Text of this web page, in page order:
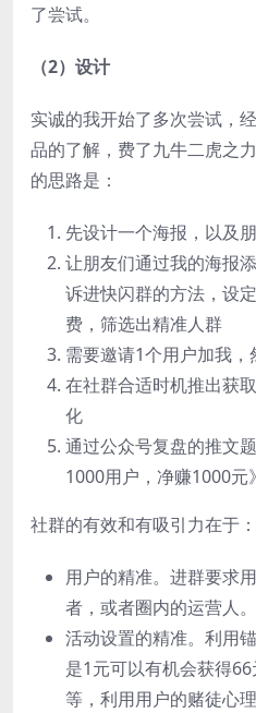
了尝试。
（2）设计
实诚的我开始了多次尝试，
品的了解，费了九牛二虎之
的思路是：
先设计一个海报，以及
让朋友们通过我的海报
诉进快闪群的方法，设
费，筛选出精准人群
需要邀请1个用户加我
在社群合适时机推出获
化
通过公众号复盘的推文
1000用户，净赚1000
社群的有效和有吸引力在于：
用户的精准。进群要求
者，或者圈内的运营人。
活动设置的精准。利用
是1元可以有机会获得
等，利用用户的赌徒心理